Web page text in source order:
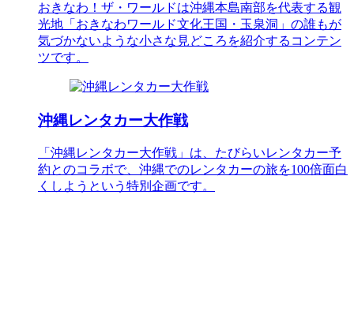
おきなわ！ザ・ワールドは沖縄本島南部を代表する観
光地「おきなわワールド文化王国・玉泉洞」の誰もが
気づかないような小さな見どころを紹介するコンテン
ツです。
沖縄レンタカー大作戦
「沖縄レンタカー大作戦」は、たびらいレンタカー予
約とのコラボで、沖縄でのレンタカーの旅を100倍面白
くしようという特別企画です。